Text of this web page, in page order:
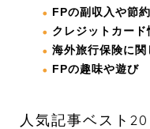
FPの副収入や節
クレジットカード
海外旅行保険に関
FPの趣味や遊び
人気記事ベスト20